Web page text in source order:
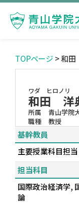
TOPページ > 和
ワダ ヒロノリ
和田 洋
所属
青山学院
職種
教授
基幹教員
主要授業科目担当
担当科目
国際政治経済学,
論